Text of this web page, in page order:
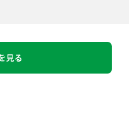
見る